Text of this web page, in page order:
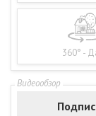
360° -